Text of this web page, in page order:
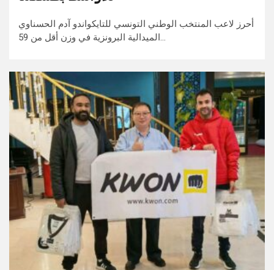
أحرز لاعب المنتخب الوطني التونسي للتايكواندو آدم الحسناوي
الميدالية البرونزية في وزن أقل من 59…